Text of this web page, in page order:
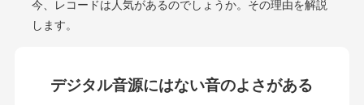
今、レコードは人気があるのでしょうか。その理由を解説
します。
デジタル音源にはない音のよさがある